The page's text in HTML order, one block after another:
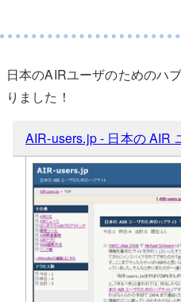
日本のAIRユーザのためのハ
りました！
AIR-users.jp - 日本の AIR